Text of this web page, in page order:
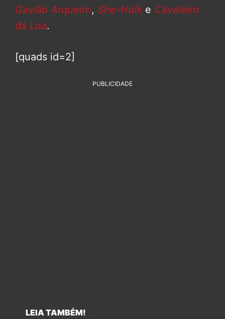
Gavião Arqueiro, She-Hulk e Cavaleiro
da Lua.
[quads id=2]
PUBLICIDADE
LEIA TAMBÉM!